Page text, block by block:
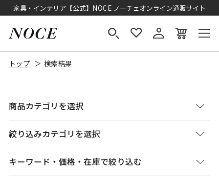
家具・インテリア【公式】NOCE ノーチェオンライン通販サイト
トップ 検索結果
商品カテゴリを選択
絞り込みカテゴリを選択
キーワード・価格・在庫で絞り込む